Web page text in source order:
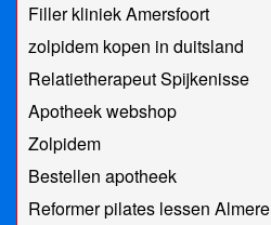
Filler kliniek Amersfoort
zolpidem kopen in duitsland
Relatietherapeut Spijkenisse
Apotheek webshop
Zolpidem
Bestellen apotheek
Reformer pilates lessen Almere